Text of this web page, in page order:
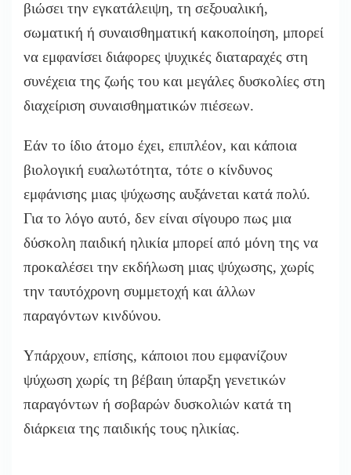
βιώσει την εγκατάλειψη, τη σεξουαλική,
σωματική ή συναισθηματική κακοποίηση, μπορεί
να εμφανίσει διάφορες ψυχικές διαταραχές στη
συνέχεια της ζωής του και μεγάλες δυσκολίες στη
διαχείριση συναισθηματικών πιέσεων.
Εάν το ίδιο άτομο έχει, επιπλέον, και κάποια
βιολογική ευαλωτότητα, τότε ο κίνδυνος
εμφάνισης μιας ψύχωσης αυξάνεται κατά πολύ.
Για το λόγο αυτό, δεν είναι σίγουρο πως μια
δύσκολη παιδική ηλικία μπορεί από μόνη της να
προκαλέσει την εκδήλωση μιας ψύχωσης, χωρίς
την ταυτόχρονη συμμετοχή και άλλων
παραγόντων κινδύνου.
Υπάρχουν, επίσης, κάποιοι που εμφανίζουν
ψύχωση χωρίς τη βέβαιη ύπαρξη γενετικών
παραγόντων ή σοβαρών δυσκολιών κατά τη
διάρκεια της παιδικής τους ηλικίας.